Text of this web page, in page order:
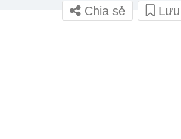
Chia sẻ Lưu